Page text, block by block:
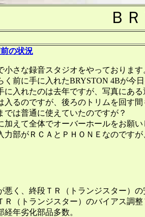
Ｂ
の状況
小さな録音スタジオをやっております
く前に手に入れたBRYSTON 4Bが今
に入れたのは去年ですが、写真にあ
入るのですが、後ろのトリムを回す
では普通に使えていたのですが？
加えて全体でオーバーホールをお願
力部がＲＣＡとＰＨＯＮＥなのですが
悪く、終段ＴＲ（トランジスター）の
Ｒ（トランジスター）のバイアス調整
経年劣化部品多数。